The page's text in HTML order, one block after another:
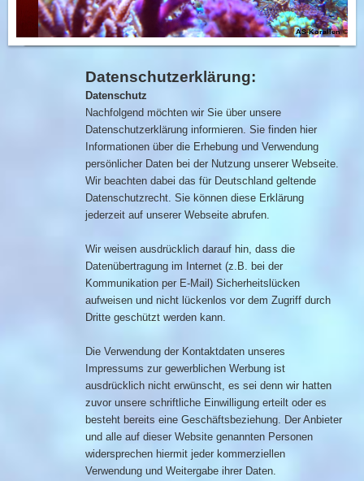
AS-Korallen ©
Datenschutzerklärung:
Datenschutz
Nachfolgend möchten wir Sie über unsere
Datenschutzerklärung informieren. Sie finden hier
Informationen über die Erhebung und Verwendung
persönlicher Daten bei der Nutzung unserer Webseite.
Wir beachten dabei das für Deutschland geltende
Datenschutzrecht. Sie können diese Erklärung
jederzeit auf unserer Webseite abrufen.
Wir weisen ausdrücklich darauf hin, dass die
Datenübertragung im Internet (z.B. bei der
Kommunikation per E-Mail) Sicherheitslücken
aufweisen und nicht lückenlos vor dem Zugriff durch
Dritte geschützt werden kann.
Die Verwendung der Kontaktdaten unseres
Impressums zur gewerblichen Werbung ist
ausdrücklich nicht erwünscht, es sei denn wir hatten
zuvor unsere schriftliche Einwilligung erteilt oder es
besteht bereits eine Geschäftsbeziehung. Der Anbieter
und alle auf dieser Website genannten Personen
widersprechen hiermit jeder kommerziellen
Verwendung und Weitergabe ihrer Daten.